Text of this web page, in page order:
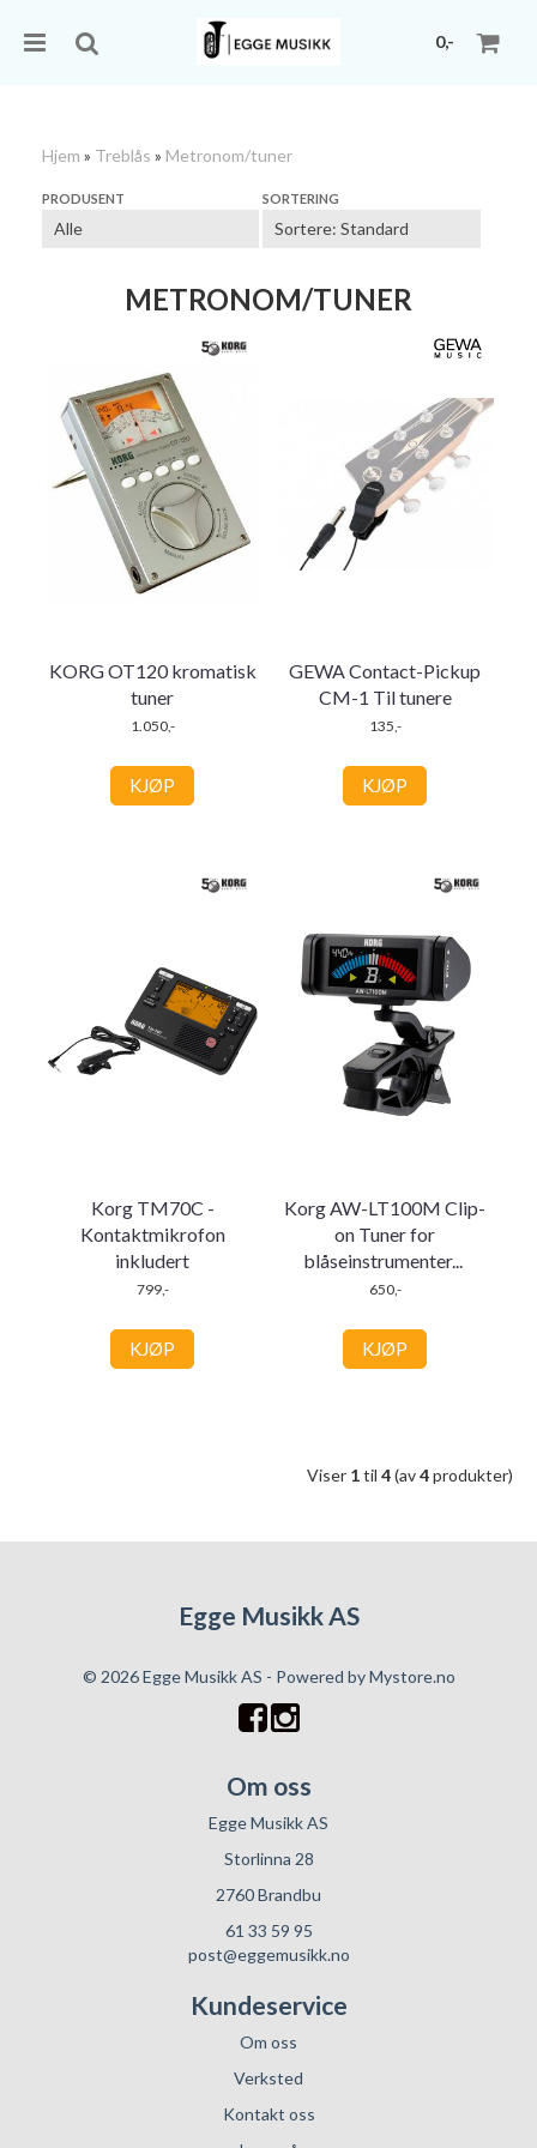
0,-
Hjem » Treblås » Metronom/tuner
PRODUSENT SORTERING
METRONOM/TUNER
KORG OT120 kromatisk
tuner
1.050,-
KJØP
GEWA Contact-Pickup
CM-1 Til tunere
135,-
KJØP
Korg TM70C -
Kontaktmikrofon
inkludert
799,-
KJØP
Korg AW-LT100M Clip-
on Tuner for
blåseinstrumenter...
650,-
KJØP
Viser 1til 4(av4produkter)
Egge Musikk AS
© 2026 Egge Musikk AS - Powered byMystore.no
Om oss
Egge Musikk AS
Storlinna 28
2760 Brandbu
61 33 59 95
post@eggemusikk.no
Kundeservice
Om oss
Verksted
Kontakt oss